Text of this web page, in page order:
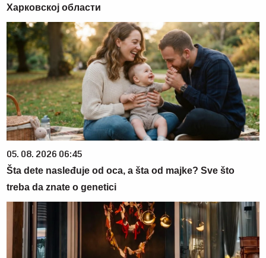
Харковској области
05. 08. 2026 06:45
Šta dete nasleđuje od oca, a šta od majke? Sve što
treba da znate o genetici